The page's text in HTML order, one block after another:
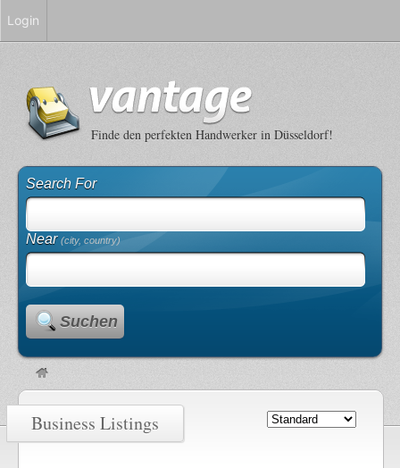
Finde den perfekten Handwerker in Düsseldorf!
Search For
Near(city, country)
Suchen
Business Listings
Login